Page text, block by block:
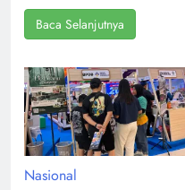
Baca Selanjutnya
Nasional